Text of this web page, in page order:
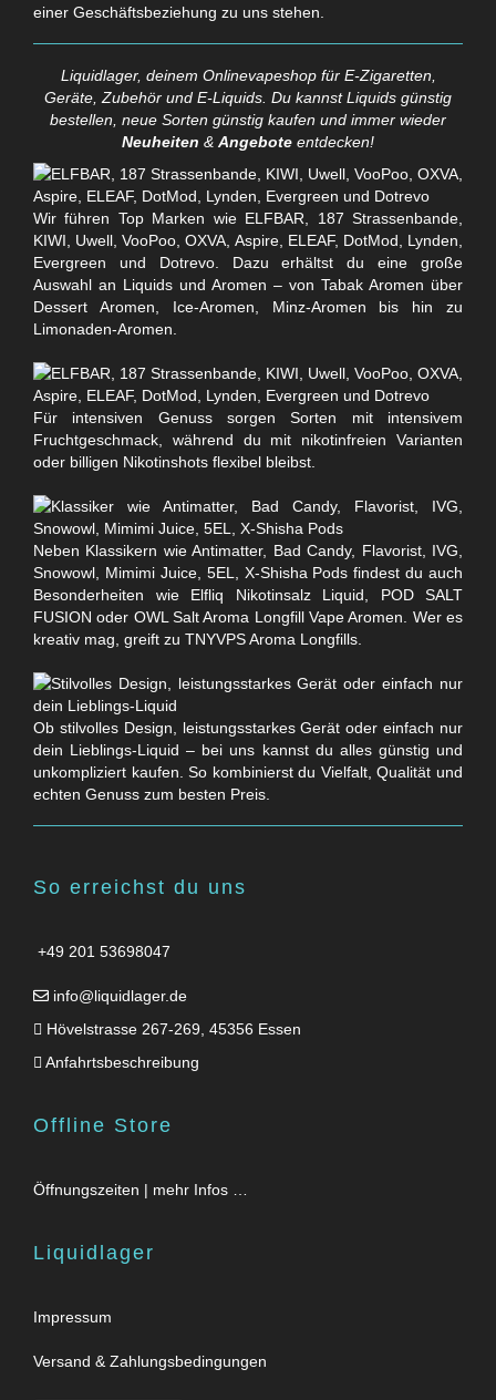
einer Geschäftsbeziehung zu uns stehen.
Liquidlager, deinem Onlinevapeshop für E-Zigaretten,
Geräte, Zubehör und E-Liquids. Du kannst Liquids günstig
bestellen, neue Sorten günstig kaufen und immer wieder
Neuheiten & Angebote entdecken!
Wir führen Top Marken wie ELFBAR, 187 Strassenbande,
KIWI, Uwell, VooPoo, OXVA, Aspire, ELEAF, DotMod, Lynden,
Evergreen und Dotrevo. Dazu erhältst du eine große
Auswahl an Liquids und Aromen – von Tabak Aromen über
Dessert Aromen, Ice-Aromen, Minz-Aromen bis hin zu
Limonaden-Aromen.
Für intensiven Genuss sorgen Sorten mit intensivem
Fruchtgeschmack, während du mit nikotinfreien Varianten
oder billigen Nikotinshots flexibel bleibst.
Neben Klassikern wie Antimatter, Bad Candy, Flavorist, IVG,
Snowowl, Mimimi Juice, 5EL, X-Shisha Pods findest du auch
Besonderheiten wie Elfliq Nikotinsalz Liquid, POD SALT
FUSION oder OWL Salt Aroma Longfill Vape Aromen. Wer es
kreativ mag, greift zu TNYVPS Aroma Longfills.
Ob stilvolles Design, leistungsstarkes Gerät oder einfach nur
dein Lieblings-Liquid – bei uns kannst du alles günstig und
unkompliziert kaufen. So kombinierst du Vielfalt, Qualität und
echten Genuss zum besten Preis.
So erreichst du uns
+49 201 53698047
info@liquidlager.de
Hövelstrasse 267-269, 45356 Essen
Anfahrtsbeschreibung
Offline Store
Öffnungszeiten | mehr Infos …
Liquidlager
Impressum
Versand & Zahlungsbedingungen